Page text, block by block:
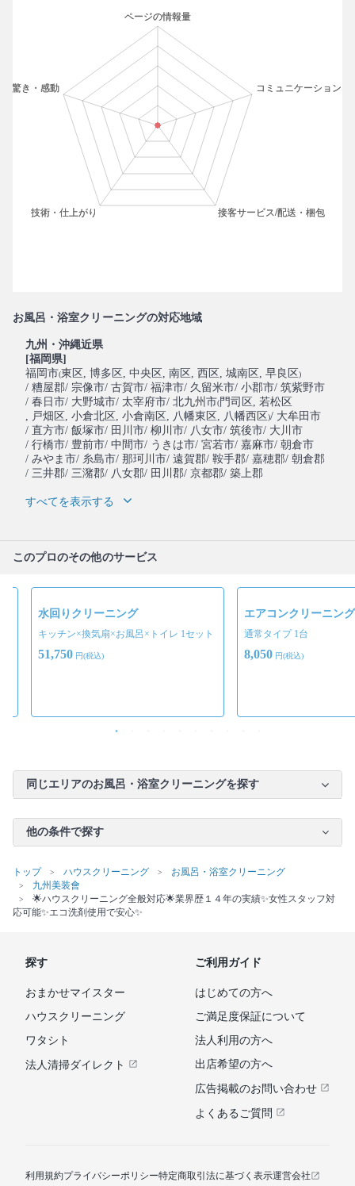
お風呂・浴室クリーニングの対応地域
九州・沖縄近県
[福岡県]
福岡市(東区 , 博多区 , 中央区 , 南区 , 西区 , 城南区 , 早良区)
/ 糟屋郡/ 宗像市/ 古賀市/ 福津市/ 久留米市/ 小郡市/ 筑紫野市
/ 春日市/ 大野城市/ 太宰府市/ 北九州市(門司区 , 若松区
, 戸畑区 , 小倉北区 , 小倉南区 , 八幡東区 , 八幡西区)/ 大牟田市
/ 直方市/ 飯塚市/ 田川市/ 柳川市/ 八女市/ 筑後市/ 大川市
/ 行橋市/ 豊前市/ 中間市/ うきは市/ 宮若市/ 嘉麻市/ 朝倉市
/ みやま市/ 糸島市/ 那珂川市/ 遠賀郡/ 鞍手郡/ 嘉穂郡/ 朝倉郡
/ 三井郡/ 三潴郡/ 八女郡/ 田川郡/ 京都郡/ 築上郡
すべてを表示する
このプロのその他のサービス
水回りクリーニング
キッチン×換気扇×お風呂×トイレ 1セット
51,750 円(税込)
エアコンクリーニング
通常タイプ 1台
8,050 円(税込)
同じエリアのお風呂・浴室クリーニングを探す
他の条件で探す
トップ ハウスクリーニング
お風呂・浴室クリーニング
九州美装會
🌟ハウスクリーニング全般対応🌟業界歴１４年の実績✨女性スタッフ対
応可能✨エコ洗剤使用で安心✨
探す
おまかせマイスター
ハウスクリーニング
ワタシト
法人清掃ダイレクト
ご利用ガイド
はじめての方へ
ご満足度保証について
法人利用の方へ
出店希望の方へ
広告掲載のお問い合わせ
よくあるご質問
利用規約プライバシーポリシー特定商取引法に基づく表示運営会社